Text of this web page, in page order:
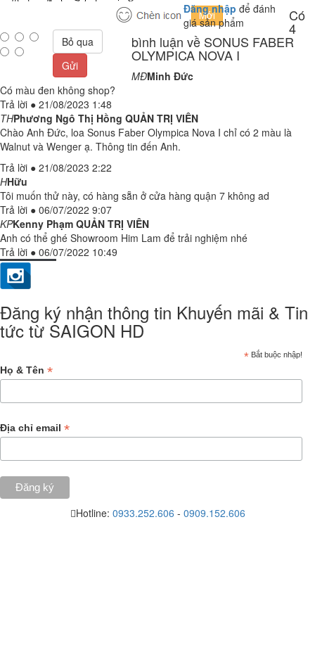
Đăng nhập để đánh
giá sản phẩm
Bỏ qua
Gửi
Có
4
bình luận về SONUS FABER
OLYMPICA NOVA I
MĐMinh Đức
Có màu đen không shop?
Trả lời ● 21/08/2023 1:48
THPhương Ngô Thị Hồng QUẢN TRỊ VIÊN
Chào Anh Đức, loa Sonus Faber Olympica Nova I chỉ có 2 màu là
Walnut và Wenger ạ. Thông tin đến Anh.
Trả lời ● 21/08/2023 2:22
HHữu
Tôi muốn thử này, có hàng sẵn ở cửa hàng quận 7 không ad
Trả lời ● 06/07/2022 9:07
KPKenny Phạm QUẢN TRỊ VIÊN
Anh có thể ghé Showroom Him Lam để trải nghiệm nhé
Trả lời ● 06/07/2022 10:49
Đăng ký nhận thông tin Khuyến mãi & Tin
tức từ SAIGON HD
* Bắt buộc nhập!
Họ & Tên *
Địa chỉ email *
Hotline: 0933.252.606 - 0909.152.606